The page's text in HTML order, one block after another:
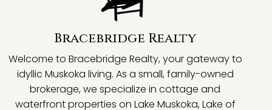
Bracebridge Realty
Welcome to Bracebridge Realty, your gateway to
idyllic Muskoka living. As a small, family-owned
brokerage, we specialize in cottage and
waterfront properties on Lake Muskoka, Lake of